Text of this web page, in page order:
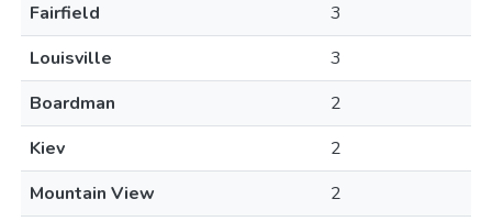
Fairfield
3
Louisville
3
Boardman
2
Kiev
2
Mountain View
2